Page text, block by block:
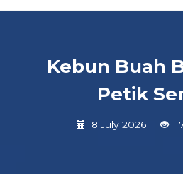
Kebun Buah
Petik
8 July 2026